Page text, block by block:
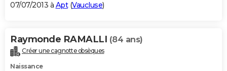
07/07/2013 à Apt(Vaucluse)
Raymonde RAMALLI (84 ans)
Créer une cagnotte obsèques
Naissance